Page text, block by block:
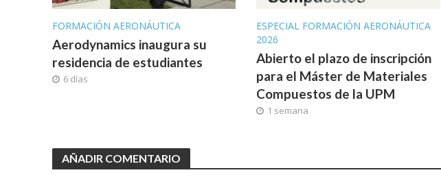
FORMACIÓN AERONÁUTICA
Aerodynamics inaugura su
residencia de estudiantes
6 días
ESPECIAL FORMACIÓN AERONÁUTICA
2026
Abierto el plazo de inscripción
para el Máster de Materiales
Compuestos de la UPM
1 semana
AÑADIR COMENTARIO